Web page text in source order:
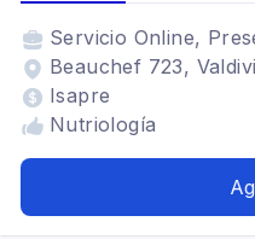
Servicio Online,
Beauchef 723,
Isapre
Nutriología